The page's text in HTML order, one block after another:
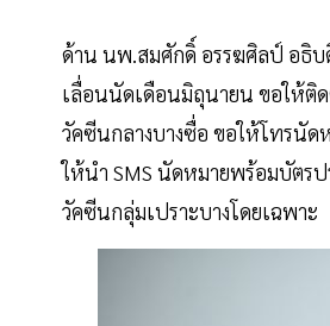
ด้าน นพ.สมศักดิ์ อรรฆศิลป์ อธิบ
เลื่อนนัดเดือนมิถุนายน ขอให้ติ
วัคซีนกลางบางซื่อ ขอให้โทรนั
ให้นำ SMS นัดหมายพร้อมบัตร
วัคซีนกลุ่มเปราะบางโดยเฉพาะ